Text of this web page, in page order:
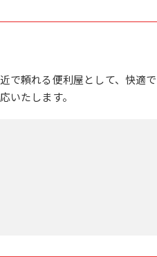
で頼れる便利屋として、快適
いたします。